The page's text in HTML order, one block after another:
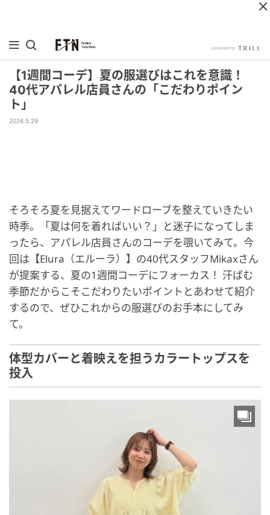
【1週間コーデ】夏の服選びはこれを意識！
40代アパレル店員さんの「こだわりポイン
ト」
2026.5.29
そろそろ夏を見据えてワードローブを整えていきたい
時季。「夏は何を着ればいい？」と迷子になってしま
ったら、アパレル店員さんのコーデを覗いてみて。今
回は【Elura（エルーラ）】の40代スタッフMikaxさん
が提案する、夏の1週間コーデにフォーカス！ 汗ばむ
季節だからこそこだわりたいポイントとあわせて紹介
するので、ぜひこれからの服選びのお手本にしてみ
て。
体型カバーと着映えを担うカラートップスを
投入